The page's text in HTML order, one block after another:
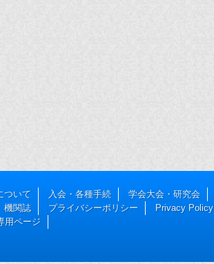
ついて 入会・各種手続 学会大会・研究会
機関誌 プライバシーポリシー
Privacy Policy
用ページ